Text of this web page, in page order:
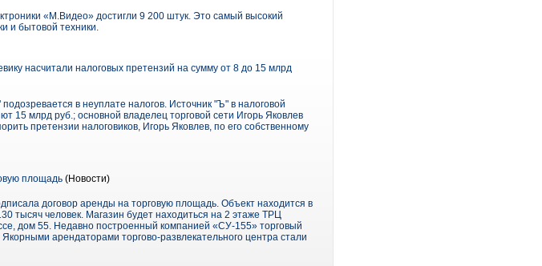
«М.Видео» достигли 9 200 штук. Это самый высокий
и бытовой техники.
насчитали налоговых претензий на сумму от 8 до 15 млрд
в неуплате налогов. Источник "Ъ" в налоговой
15 млрд руб.; основной владелец торговой сети Игорь Яковлев
претензии налоговиков, Игорь Яковлев, по его собственному
площадь (Новости)
договор аренды на торговую площадь. Объект находится в
тысяч человек. Магазин будет находиться на 2 этаже ТРЦ
дом 55. Недавно построенный компанией «СУ-155» торговый
арендаторами торгово-развлекательного центра стали